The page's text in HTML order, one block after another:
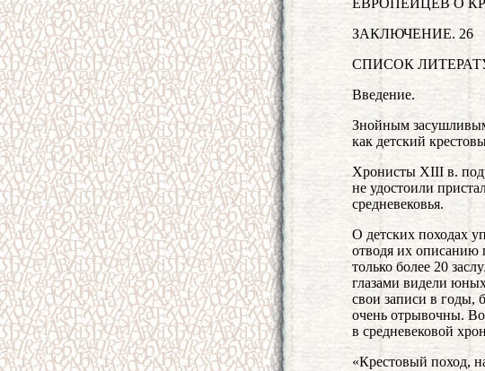
ЗАКЛЮЧЕНИЕ. 26
СПИСОК
Введение.
Знойным
как детский
Хронисты XIII в.
не удостоили
средневековья.
О детских походах
отводя их описанию
только более 20
глазами видели
свои записи в годы,
очень отрывочны.
в средневековой
«Крестовый поход,